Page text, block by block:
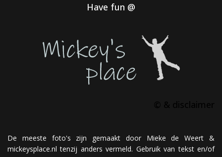
Have fun @
De meeste foto's zijn gemaakt door Mieke de Weert &
mickeysplace.nl tenzij anders vermeld. Gebruik van tekst en/of